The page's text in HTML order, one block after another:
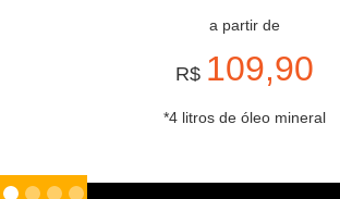
a partir de
R$ 109,90
*4 litros de óleo mineral